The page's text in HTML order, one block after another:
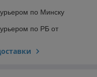
по Минску
по РБ от